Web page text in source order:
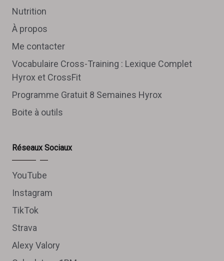
Nutrition
À propos
Me contacter
Vocabulaire Cross-Training : Lexique Complet
Hyrox et CrossFit
Programme Gratuit 8 Semaines Hyrox
Boite à outils
Réseaux Sociaux
YouTube
Instagram
TikTok
Strava
Alexy Valory